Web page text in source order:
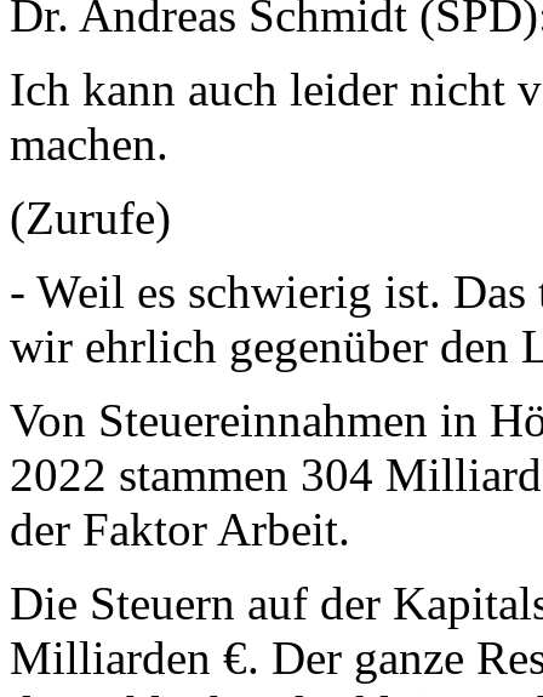
Dr. Andreas Schmidt
Ich kann auch leider nicht
machen.
(Zurufe)
- Weil es schwierig ist.
wir ehrlich gegenüber den
Von Steuereinnahmen in
2022 stammen 304
der Faktor Arbeit.
Die Steuern auf der
Milliarden €. Der ganze